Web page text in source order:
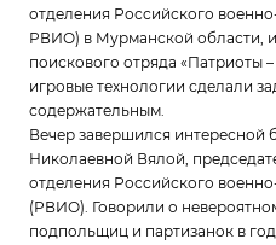
отделения Российского
РВИО) в Мурманской области,
поискового отряда «Патриоты
игровые технологии сделали
содержательным.
Вечер завершился интересной
Николаевной Вялой,
отделения Российского
(РВИО). Говорили о
подпольщиц и партизанок в